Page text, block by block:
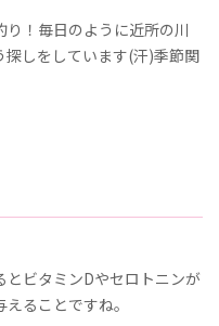
！毎日のように近所の川
探しをしています(汗)季節関
ビタミンDやセロトニンが
ることですね。